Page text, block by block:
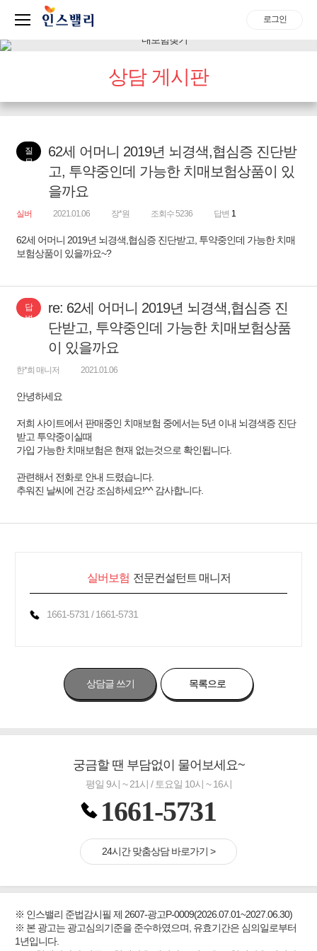
로그인
상담 게시판
질
문
62세 어머니 2019년 뇌경색,협심증 진단받
고, 투약중인데 가능한 치매보험상품이 있
을까요
실버 2021.01.06 장*원 조회수 5236 답변 1
62세 어머니 2019년 뇌경색,협심증 진단받고, 투약중인데 가능한 치매
보험상품이 있을까요~?
답
변
re: 62세 어머니 2019년 뇌경색,협심증 진
단받고, 투약중인데 가능한 치매보험상품
이 있을까요
한*희 매니저 2021.01.06
안녕하세요
저희 사이트에서 판매중인 치매보험 중에서는 5년 이내 뇌경색증 진단
받고 투약중이실때
가입 가능한 치매보험은 현재 없는것으로 확인됩니다.
관련해서 전화로 안내 드렸습니다.
추워진 날씨에 건강 조심하세요!^^ 감사합니다.
실버보험 전문컨설턴트 매니저
1661-5731 / 1661-5731
상담글 쓰기 목록으로
궁금할 땐 부담없이 물어보세요~
평일 9시 ~ 21시 / 토요일 10시 ~ 16시
1661-5731
24시간 맞춤상담 바로가기 >
※ 인스밸리 준법감시필 제 2607-광고P-0009(2026.07.01~2027.06.30)
※ 본 광고는 광고심의기준을 준수하였으며, 유효기간은 심의일로부터
1년입니다.